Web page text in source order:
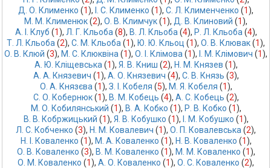
Д. О. Клименко (1), І. С. Клименко (1), С. Л. Клименченко (1),
М. М. Клименюк (2), О. В. Климчук (1), Д. В. Клиновий (1),
А. І. Клуб (1), Л. Г. Кльоба (8), В. Л. Кльоба (4), Р. Л. Кльоба (4),
Т. Л. Кльоба (2), С. М. Кльоба (1), Ю. Ю. Кльоц (1), О. В. Клювак (1),
О. В. Клюй (3), М. С. Клюквіна (1), О. І. Клімова (1), І. М. Клімович (1),
А. Ю. Кліщевська (1), Я. В. Книш (2), Н. М. Князев (1),
А. А. Князевич (1), А. О. Князевич (4), С. В. Князь (3),
О. А. Князєва (1), З. І. Кобеля (5), М. Я. Кобеля (1),
С. О. Кобернюк (1), В. М. Кобець (4), А. С. Кобець (2),
М. О. Кобилянський (1), В. А. Кобко (1), Р. В. Кобко (1),
В. В. Кобржицький (1), Я. В. Кобушко (1), І. М. Кобушко (1),
Л. С. Кобченко (3), Н. М. Ковалевич (1), О. П. Ковалевська (2),
Н. І. Коваленко (1), М. А. Коваленко (1), Н. В. Коваленко (1),
О. В. Коваленко (3), В. М. Коваленко (1), М. М. Коваленко (1),
О. М. Коваленко (1), А. О. Коваленко (1), О. С. Коваленко (2),